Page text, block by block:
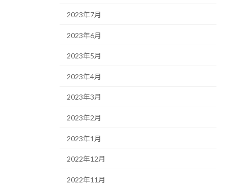
2023年7月
2023年6月
2023年5月
2023年4月
2023年3月
2023年2月
2023年1月
2022年12月
2022年11月